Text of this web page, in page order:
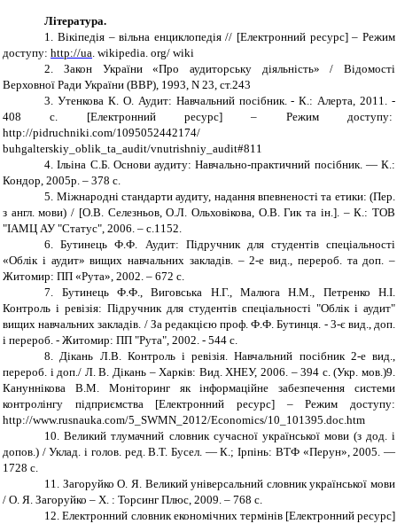
Література.
1. Вікіпедія – вільна енциклопедія // [Електронний ресурс] – Режим
доступу: http://uа. wikipedia. org/ wiki
2. Закон України «Про аудиторську діяльність» / Відомості
Верховної Ради України (ВВР), 1993, N 23, ст.243
3. Утенкова К. О. Аудит: Навчальний посібник. - К.: Алерта, 2011. -
408 с. [Електронний ресурс] – Режим доступу:
http://pidruchniki.com/1095052442174/
buhgalterskiy_oblik_ta_audit/vnutrishniy_audit#811
4. Ільіна С.Б. Основи аудиту: Навчально-практичний посібник. — К.:
Кондор, 2005р. – 378 с.
5. Міжнародні стандарти аудиту, надання впевненості та етики: (Пер.
з англ. мови) / [О.В. Селезньов, О.Л. Ольховікова, О.В. Гик та ін.]. – К.: ТОВ
"ІАМЦ АУ "Статус", 2006. – с.1152.
6. Бутинець Ф.Ф. Аудит: Підручник для студентів спеціальності
«Облік і аудит» вищих навчальних закладів. – 2-е вид., перероб. та доп. –
Житомир: ПП «Рута», 2002. – 672 с.
7. Бутинець Ф.Ф., Виговська Н.Г., Малюга Н.М., Петренко Н.І.
Контроль і ревізія: Підручник для студентів спеціальності "Облік і аудит"
вищих навчальних закладів. / За редакцією проф. Ф.Ф. Бутинця. - 3-є вид., доп.
і перероб. - Житомир: ПП "Рута", 2002. - 544 с.
8. Дікань Л.В. Контроль і ревізія. Навчальний посібник 2-е вид.,
перероб. і доп./ Л. В. Дікань – Харків: Вид. ХНЕУ, 2006. – 394 с. (Укр. мов.)9.
Кануннікова В.М. Моніторинг як інформаційне забезпечення системи
контролінгу підприємства [Електронний ресурс] – Режим доступу:
http://www.rusnauka.com/5_SWMN_2012/Economics/10_101395.doc.htm
10. Великий тлумачний словник сучасної української мови (з дод. і
допов.) / Уклад. і голов. ред. В.Т. Бусел. — К.; Ірпінь: ВТФ «Перун», 2005. —
1728 с.
11. Загоруйко О. Я. Великий універсальний словник української мови
/ О. Я. Загоруйко – Х. : Торсинг Плюс, 2009. – 768 с.
12. Електронний словник економiчних термiнiв [Електронний ресурс]